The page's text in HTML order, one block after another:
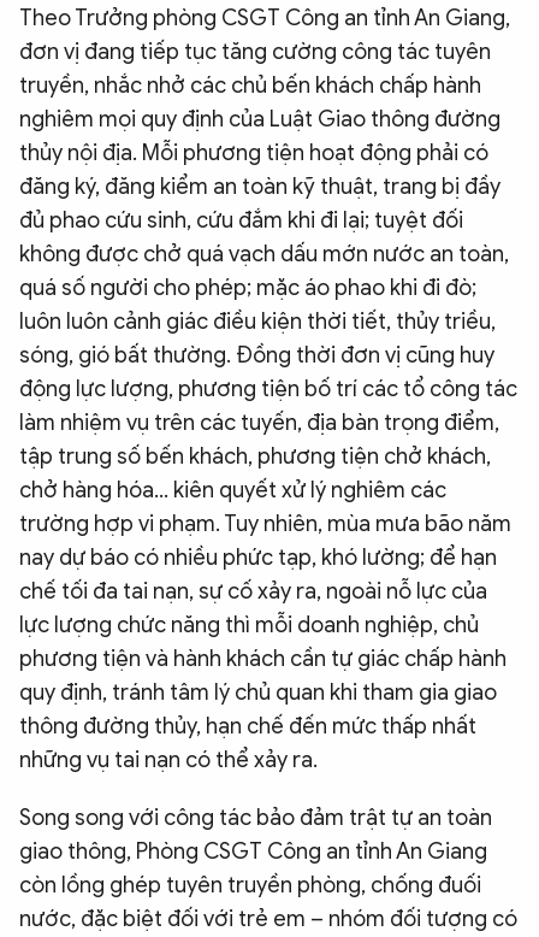
Theo Trưởng phòng CSGT Công an tỉnh An Giang,
đơn vị đang tiếp tục tăng cường công tác tuyên
truyền, nhắc nhở các chủ bến khách chấp hành
nghiêm mọi quy định của Luật Giao thông đường
thủy nội địa. Mỗi phương tiện hoạt động phải có
đăng ký, đăng kiểm an toàn kỹ thuật, trang bị đầy
đủ phao cứu sinh, cứu đắm khi đi lại; tuyệt đối
không được chở quá vạch dấu mớn nước an toàn,
quá số người cho phép; mặc áo phao khi đi đò;
luôn luôn cảnh giác điều kiện thời tiết, thủy triều,
sóng, gió bất thường. Đồng thời đơn vị cũng huy
động lực lượng, phương tiện bố trí các tổ công tác
làm nhiệm vụ trên các tuyến, địa bàn trọng điểm,
tập trung số bến khách, phương tiện chở khách,
chở hàng hóa… kiên quyết xử lý nghiêm các
trường hợp vi phạm. Tuy nhiên, mùa mưa bão năm
nay dự báo có nhiều phức tạp, khó lường; để hạn
chế tối đa tai nạn, sự cố xảy ra, ngoài nỗ lực của
lực lượng chức năng thì mỗi doanh nghiệp, chủ
phương tiện và hành khách cần tự giác chấp hành
quy định, tránh tâm lý chủ quan khi tham gia giao
thông đường thủy, hạn chế đến mức thấp nhất
những vụ tai nạn có thể xảy ra.
Song song với công tác bảo đảm trật tự an toàn
giao thông, Phòng CSGT Công an tỉnh An Giang
còn lồng ghép tuyên truyền phòng, chống đuối
nước, đặc biệt đối với trẻ em – nhóm đối tượng có